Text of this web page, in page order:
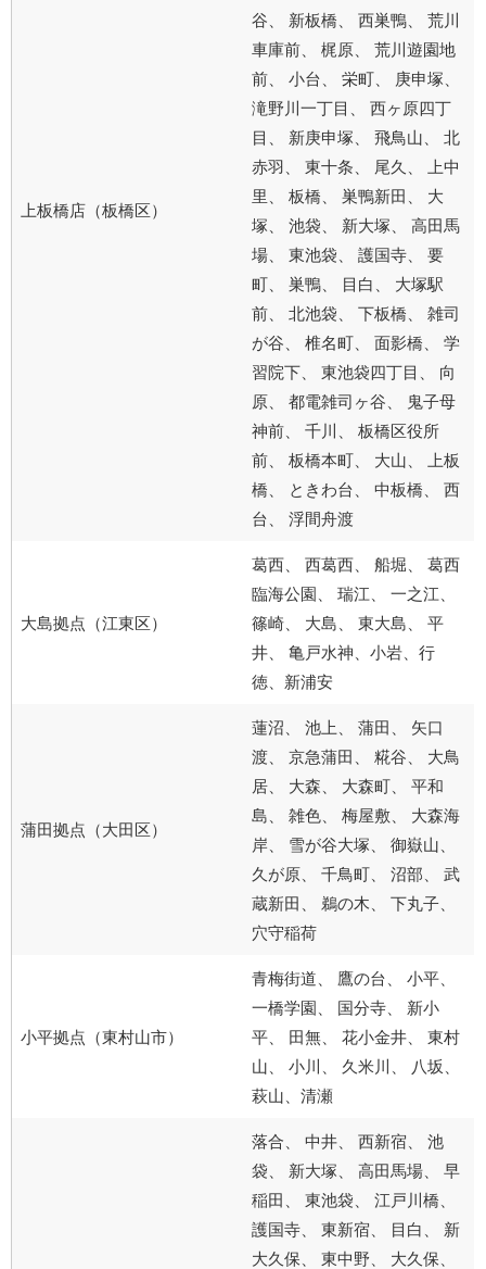
上板橋店（板橋区）
谷、 新板橋、 西巣鴨、 荒川
車庫前、 梶原、 荒川遊園地
前、 小台、 栄町、 庚申塚、
滝野川一丁目、 西ヶ原四丁
目、 新庚申塚、 飛鳥山、 北
赤羽、 東十条、 尾久、 上中
里、 板橋、 巣鴨新田、 大
塚、 池袋、 新大塚、 高田馬
場、 東池袋、 護国寺、 要
町、 巣鴨、 目白、 大塚駅
前、 北池袋、 下板橋、 雑司
が谷、 椎名町、 面影橋、 学
習院下、 東池袋四丁目、 向
原、 都電雑司ヶ谷、 鬼子母
神前、 千川、 板橋区役所
前、 板橋本町、 大山、 上板
橋、 ときわ台、 中板橋、 西
台、 浮間舟渡
大島拠点（江東区）
葛西、 西葛西、 船堀、 葛西
臨海公園、 瑞江、 一之江、
篠崎、 大島、 東大島、 平
井、 亀戸水神、小岩、行
徳、新浦安
蒲田拠点（大田区）
蓮沼、 池上、 蒲田、 矢口
渡、 京急蒲田、 糀谷、 大鳥
居、 大森、 大森町、 平和
島、 雑色、 梅屋敷、 大森海
岸、 雪が谷大塚、 御嶽山、
久が原、 千鳥町、 沼部、 武
蔵新田、 鵜の木、 下丸子、
穴守稲荷
小平拠点（東村山市）
青梅街道、 鷹の台、 小平、
一橋学園、 国分寺、 新小
平、 田無、 花小金井、 東村
山、 小川、 久米川、 八坂、
萩山、清瀬
落合、 中井、 西新宿、 池
袋、 新大塚、 高田馬場、 早
稲田、 東池袋、 江戸川橋、
護国寺、 東新宿、 目白、 新
大久保、 東中野、 大久保、